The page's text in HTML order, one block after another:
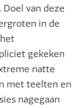
van deze
in de
gekeken
natte
met teelten en
nagegaan